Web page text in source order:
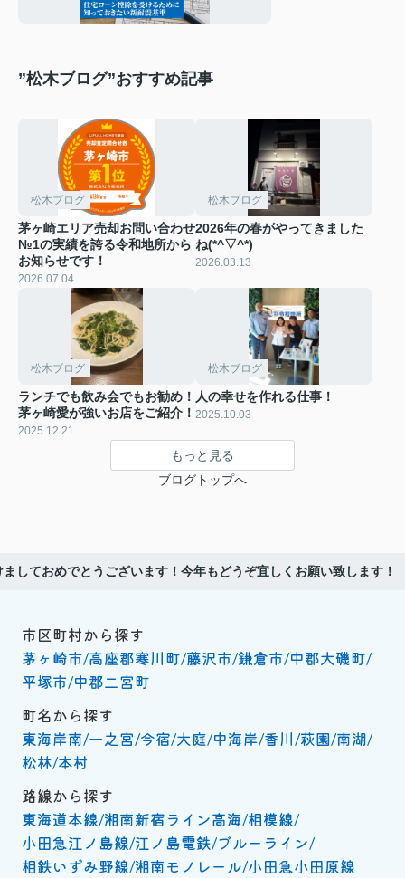
”松木ブログ”おすすめ記事
松木ブログ
茅ヶ崎エリア売却お問い合わせ
№1の実績を誇る令和地所から
お知らせです！
2026.07.04
松木ブログ
2026年の春がやってきました
ね(*^▽^*)
2026.03.13
松木ブログ
ランチでも飲み会でもお勧め！
茅ヶ崎愛が強いお店をご紹介！
2025.12.21
松木ブログ
人の幸せを作れる仕事！
2025.10.03
もっと見る
ブログトップへ
しておめでとうございます！今年もどうぞ宜しくお願い致します！
市区町村から探す
茅ヶ崎市 高座郡寒川町 藤沢市 鎌倉市 中郡大磯町
平塚市 中郡二宮町
町名から探す
東海岸南 一之宮 今宿 大庭 中海岸 香川 萩園 南湖
松林 本村
路線から探す
東海道本線 湘南新宿ライン高海 相模線
小田急江ノ島線 江ノ島電鉄 ブルーライン
相鉄いずみ野線 湘南モノレール 小田急小田原線